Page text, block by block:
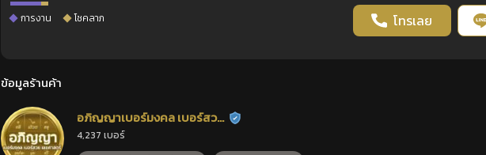
การงาน โชคลาภ โทรเลย
ข้อมูลร้านค้า
อภิญญาเบอร์มงคล เบอร์สวย
เลขศาสตร์
ร้านยืนยันแล้ว
4,237 เบอร์